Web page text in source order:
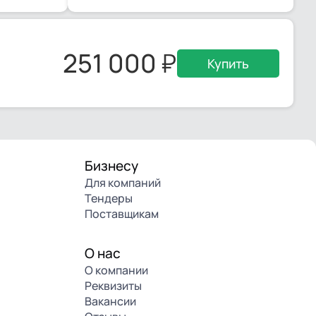
251 000 Купить
Бизнесу
Для компаний
Тендеры
Поставщикам
О нас
О компании
Реквизиты
Вакансии